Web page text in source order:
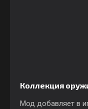
Коллекция
Мод добавляет в